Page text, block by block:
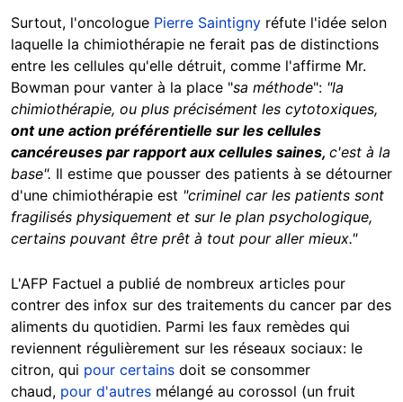
Surtout, l'oncologue Pierre Saintigny réfute l'idée selon
laquelle la chimiothérapie ne ferait pas de distinctions
entre les cellules qu'elle détruit, comme l'affirme Mr.
Bowman pour vanter à la place "sa méthode": "la
chimiothérapie, ou plus précisément les cytotoxiques,
ont une action préférentielle sur les cellules
cancéreuses par rapport aux cellules saines, c'est à la
base". Il estime que pousser des patients à se détourner
d'une chimiothérapie est "criminel car les patients sont
fragilisés physiquement et sur le plan psychologique,
certains pouvant être prêt à tout pour aller mieux."
L'AFP Factuel a publié de nombreux articles pour
contrer des infox sur des traitements du cancer par des
aliments du quotidien. Parmi les faux remèdes qui
reviennent régulièrement sur les réseaux sociaux: le
citron, qui pour certains doit se consommer
chaud, pour d'autres mélangé au corossol (un fruit